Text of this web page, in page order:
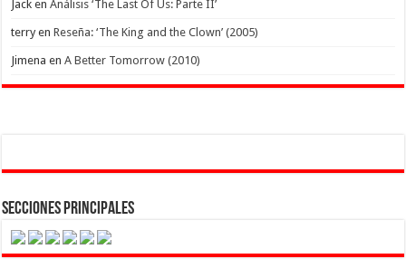
Jack enAnálisis ‘The Last Of Us: Parte II’
terryenReseña: ‘The King and the Clown’ (2005)
Jimena enA Better Tomorrow (2010)
Secciones Principales